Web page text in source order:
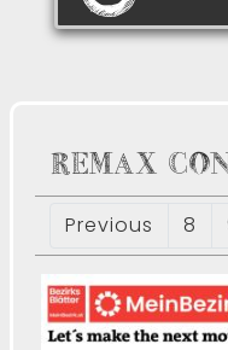
REMAX
Previous 8